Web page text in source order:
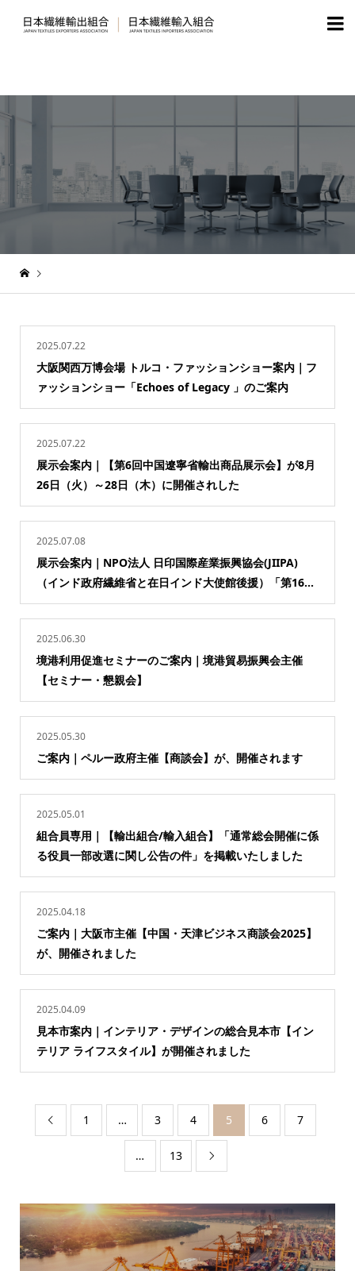

2025.07.22
大阪関西万博会場 トルコ・ファッションショー案内｜フ
ァッションショー「Echoes of Legacy 」のご案内
2025.07.22
展示会案内｜【第6回中国遼寧省輸出商品展示会】が8月
26日（火）～28日（木）に開催されした
2025.07.08
展示会案内｜NPO法人 日印国際産業振興協会(JIIPA)
（インド政府繊維省と在日インド大使館後援）「第16...
2025.06.30
境港利用促進セミナーのご案内｜境港貿易振興会主催
【セミナー・懇親会】
2025.05.30
ご案内｜ペルー政府主催【商談会】が、開催されます
2025.05.01
組合員専用｜【輸出組合/輸入組合】「通常総会開催に係
る役員一部改選に関し公告の件」を掲載いたしました
2025.04.18
ご案内｜大阪市主催【中国・天津ビジネス商談会2025】
が、開催されました
2025.04.09
見本市案内｜インテリア・デザインの総合見本市【イン
テリア ライフスタイル】が開催されました
 1 … 3 4 5 6 7
… 13 